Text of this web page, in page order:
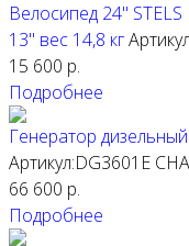
Велосипед 24"
13" вес 14,8 кг
15 600 р.
Подробнее
Генератор
Артикул:DG3601E
66 600 р.
Подробнее